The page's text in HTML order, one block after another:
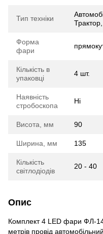
Тип техніки
Форма
фари
Кількість в
упаковці
4 шт.
Наявність
стробоскопа
Ні
Висота, мм 90
Ширина, мм 135
Кількість
світлодіодів
20 - 40
Опис
Комплект 4 LED фари ФЛ-
метрів провід